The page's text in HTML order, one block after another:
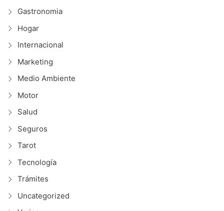
Gastronomia
Hogar
Internacional
Marketing
Medio Ambiente
Motor
Salud
Seguros
Tarot
Tecnología
Trámites
Uncategorized